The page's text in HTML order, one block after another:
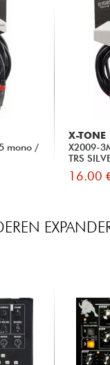
mono /
X-TONE
X2009-
TRS
16.00